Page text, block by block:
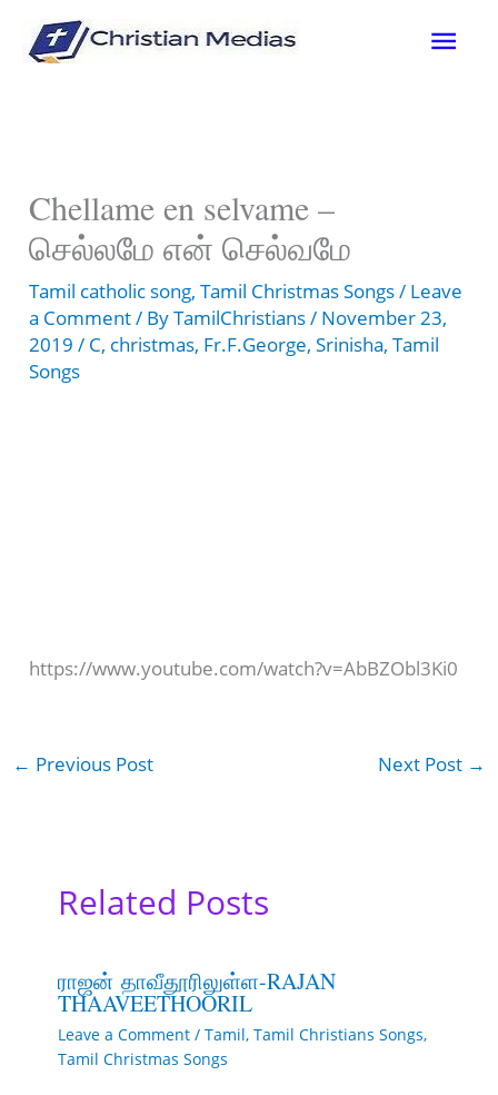
Chellame en selvame –
செல்லமே என் செல்வமே
Tamil catholic song,Tamil Christmas Songs/ Leave
a Comment/ ByTamilChristians/ November 23,
2019/ C, christmas, Fr.F.George,Srinisha,Tamil
Songs
https://www.youtube.com/watch?v=AbBZObl3Ki0
← Previous Post Next Post →
Related Posts
ராஜன் தாவீதூரிலுள்ள-RAJAN
THAAVEETHOORIL
Leave a Comment / Tamil, Tamil Christians Songs,
Tamil Christmas Songs